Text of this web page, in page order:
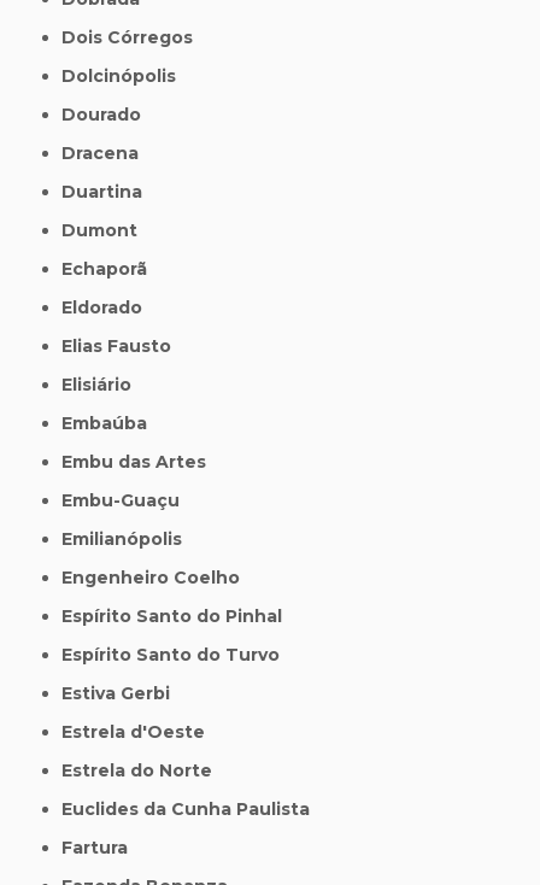
Dois Córregos
Dolcinópolis
Dourado
Dracena
Duartina
Dumont
Echaporã
Eldorado
Elias Fausto
Elisiário
Embaúba
Embu das Artes
Embu-Guaçu
Emilianópolis
Engenheiro Coelho
Espírito Santo do Pinhal
Espírito Santo do Turvo
Estiva Gerbi
Estrela d'Oeste
Estrela do Norte
Euclides da Cunha Paulista
Fartura